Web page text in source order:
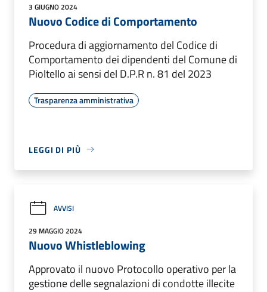
3 GIUGNO 2024
Nuovo Codice di Comportamento
Procedura di aggiornamento del Codice di
Comportamento dei dipendenti del Comune di
Pioltello ai sensi del D.P.R n. 81 del 2023
Trasparenza amministrativa
LEGGI DI PIÙ
AVVISI
29 MAGGIO 2024
Nuovo Whistleblowing
Approvato il nuovo Protocollo operativo per la
gestione delle segnalazioni di condotte illecite